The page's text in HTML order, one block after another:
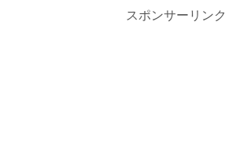
スポンサーリンク